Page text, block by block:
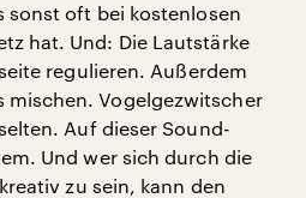
sonst oft bei kostenlosen
hat. Und: Die Lautstärke
regulieren. Außerdem
mischen. Vogelgezwitscher
Auf dieser Sound-
Und wer sich durch die
zu sein, kann den